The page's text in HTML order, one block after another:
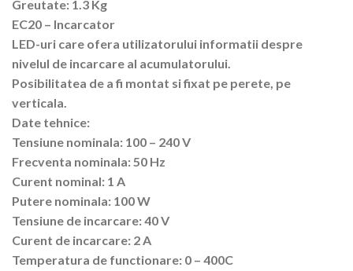
Greutate: 1.3 Kg
EC20 – Incarcator
LED-uri care ofera utilizatorului informatii despre
nivelul de incarcare al acumulatorului.
Posibilitatea de a fi montat si fixat pe perete, pe
verticala.
Date tehnice:
Tensiune nominala: 100 – 240 V
Frecventa nominala: 50 Hz
Curent nominal: 1 A
Putere nominala: 100 W
Tensiune de incarcare: 40 V
Curent de incarcare: 2 A
Temperatura de functionare: 0 – 400C